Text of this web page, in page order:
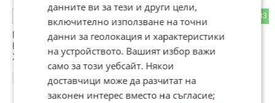
33
Мдааа....
Нещата за Историчаря отиват към Берлин 1945 и Съда в
Хага, таваришчи. Хага !!! ☝️😁
13.06.2026
данните ви за тези и други цели,
включително използване на точни
данни за геолокация и характеристики
на устройството. Вашият избор важи
само за този уебсайт. Някои
доставчици може да разчитат на
законен интерес вместо на съгласие;